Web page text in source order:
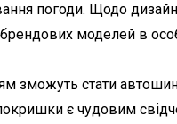
погоди. Щодо
моделей в
зможуть стати
є чудовим